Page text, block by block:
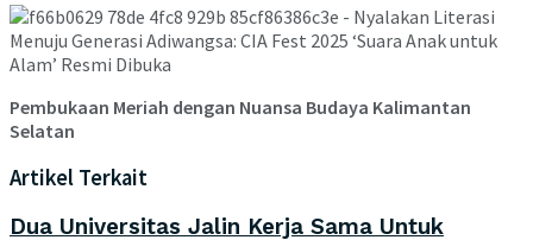
Pembukaan Meriah dengan Nuansa Budaya Kalimantan
Selatan
Artikel Terkait
Dua Universitas Jalin Kerja Sama Untuk